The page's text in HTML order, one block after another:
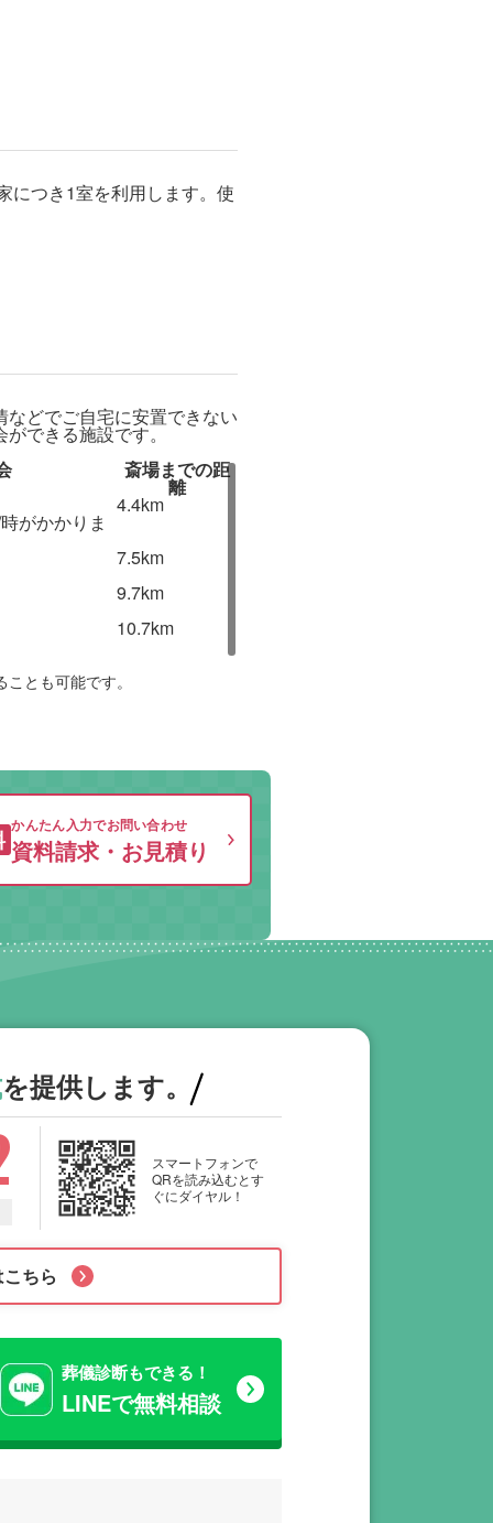
につき1室を利用します。使
どでご自宅に安置できない
できる施設です。
斎場までの距
離
がかかりま
4.4km
7.5km
9.7km
10.7km
とも可能です。
かんたん入力でお問い合わせ
資料請求・お見積り
を提供します。
スマートフォンで
QRを読み込むとす
ぐにダイヤル！
ちら
葬儀診断もできる！
LINEで無料相談